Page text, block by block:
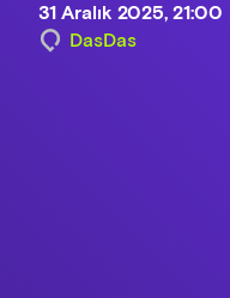
31 Aralık 2025, 21:00
DasDas